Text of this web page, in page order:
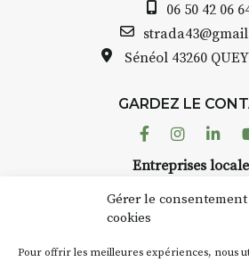
Gérer le
cookies
Pour offrir les meilleures expériences, nous
STRADA
Auzon…
Bernard
pas une
Chaque
d’août,
artisans
06 50 42 06
Sénéol 43260
GARDEZ LE
Facebook
Entreprises